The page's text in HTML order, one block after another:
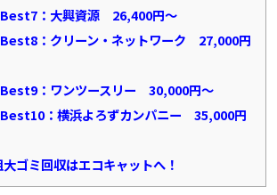
Best7：大興資源 26,400円～
：クリーン・ネットワーク 27,000円
Best9：ワンツースリー 30,000円～
：横浜よろずカンパニー 35,000円
ゴミ回収はエコキャットへ！